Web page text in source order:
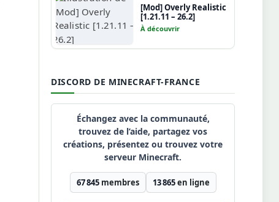
[Mod] Overly Realistic
[1.21.11 – 26.2]
À découvrir
DISCORD DE MINECRAFT-FRANCE
Échangez avec la communauté,
trouvez de l’aide, partagez vos
créations, présentez ou trouvez votre
serveur Minecraft.
67 845membres 13 865en ligne